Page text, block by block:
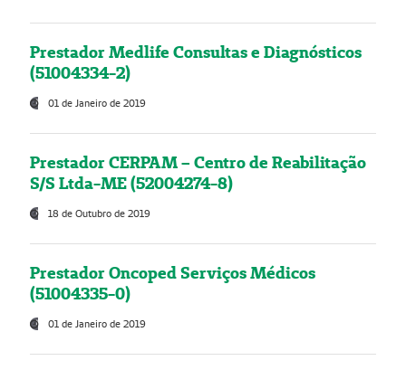
Prestador Medlife Consultas e Diagnósticos
(51004334-2)
01 de Janeiro de 2019
Prestador CERPAM – Centro de Reabilitação
S/S Ltda-ME (52004274-8)
18 de Outubro de 2019
Prestador Oncoped Serviços Médicos
(51004335-0)
01 de Janeiro de 2019